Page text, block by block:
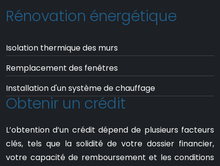
Rénovation énergétique
Isolation thermique des murs
Remplacement des fenêtres
Installation d'un système de chauffage
Obtenir un crédit
L’obtention d’un crédit dépend de plusieurs facteurs
clés, tels que la solidité de votre dossier financier,
votre capacité de remboursement et les conditions